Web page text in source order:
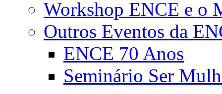
Workshop ENCE e o
Outros Eventos da
ENCE 70 Anos
Seminário Ser